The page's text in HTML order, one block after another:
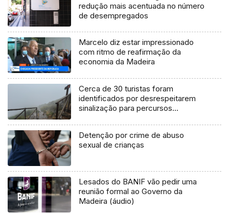
redução mais acentuada no número
de desempregados
Marcelo diz estar impressionado
com ritmo de reafirmação da
economia da Madeira
Cerca de 30 turistas foram
identificados por desrespeitarem
sinalização para percursos
Detenção por crime de abuso
sexual de crianças
Lesados do BANIF vão pedir uma
reunião formal ao Governo da
Madeira (áudio)